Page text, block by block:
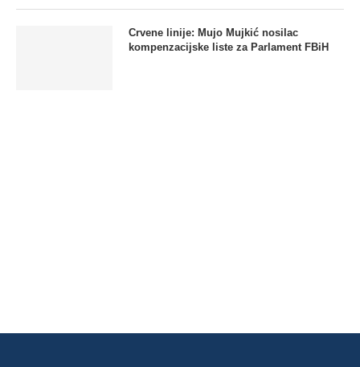
Crvene linije: Mujo Mujkić nosilac
kompenzacijske liste za Parlament FBiH